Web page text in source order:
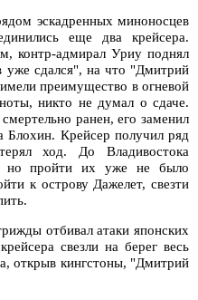
эскадренных миноносцев
еще два крейсера.
контр-адмирал Уриу поднял
уже сдался", на что "Дмитрий
преимущество в огневой
никто не думал о сдаче.
ранен, его заменил
Блохин. Крейсер получил ряд
ход. До Владивостока
но пройти их уже не было
к острову Дажелет, свезти
отбивал атаки японских
свезли на берег весь
открыв кингстоны, "Дмитрий